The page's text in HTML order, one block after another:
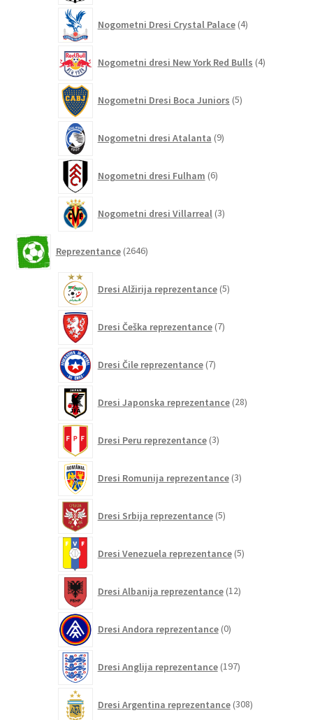
Nogometni Dresi Crystal Palace 4izdelki
Nogometni dresi New York Red Bulls 4izdelki
Nogometni Dresi Boca Juniors 5izdelkov
Nogometni dresi Atalanta 9izdelkov
Nogometni dresi Fulham 6izdelkov
Nogometni dresi Villarreal 3izdelki
Reprezentance 2646izdelkov
Dresi Alžirija reprezentance 5izdelkov
Dresi Češka reprezentance 7izdelkov
Dresi Čile reprezentance 7izdelkov
Dresi Japonska reprezentance 28izdelkov
Dresi Peru reprezentance 3izdelki
Dresi Romunija reprezentance 3izdelki
Dresi Srbija reprezentance 5izdelkov
Dresi Venezuela reprezentance 5izdelkov
Dresi Albanija reprezentance 12izdelkov
Dresi Andora reprezentance 0izdelkov
Dresi Anglija reprezentance 197izdelkov
Dresi Argentina reprezentance 308izdelkov